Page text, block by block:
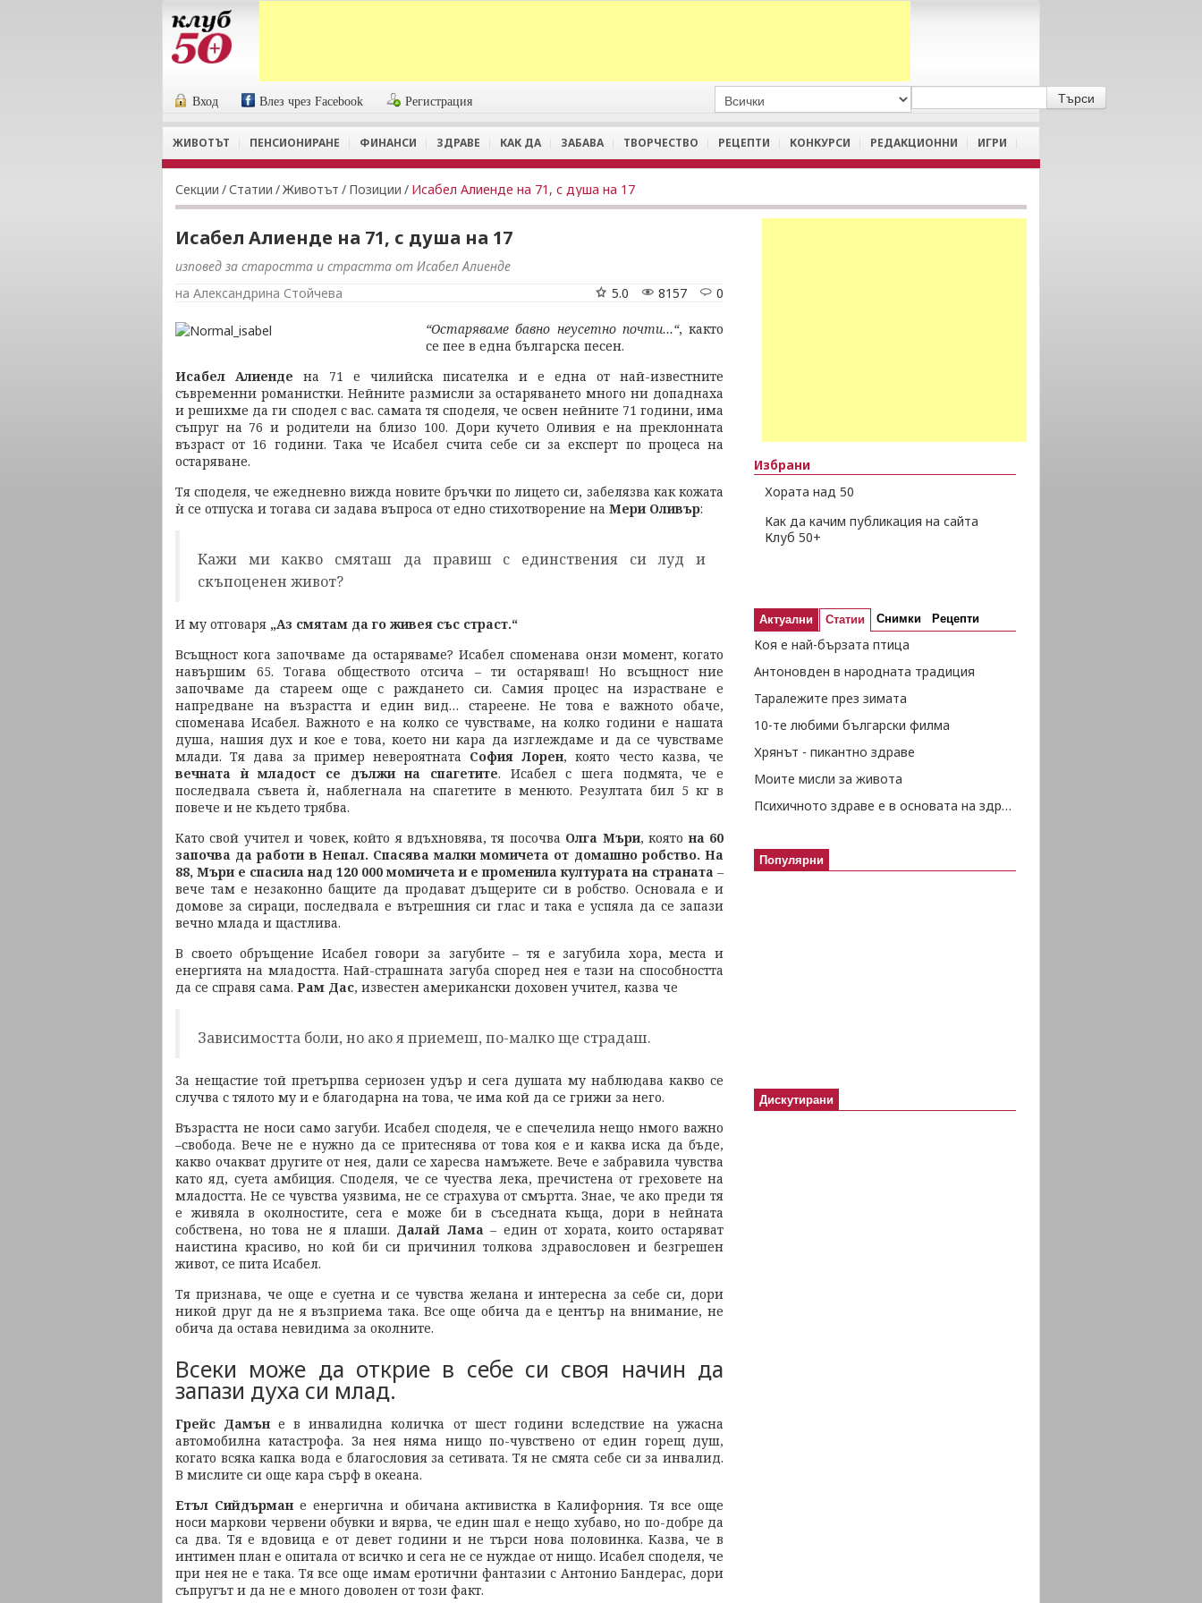
Вход Влез чрез Facebook Регистрация
ЖИВОТЪТ ПЕНСИОНИРАНЕ ФИНАНСИ ЗДРАВЕ КАК ДА ЗАБАВА ТВОРЧЕСТВО РЕЦЕПТИ КОНКУРСИ РЕДАКЦИОННИ ИГРИ
Секции /Статии /Животът / Позиции / Исабел Алиенде на 71, с душа на 17
Исабел Алиенде на 71, с душа на 17
изповед за старостта и страстта от Исабел Алиенде
на Александрина Стойчева
0
8157
5.0
“Oстаряваме бавно неусетно почти…“, както
се пее в една българска песен.
Исабел Алиенде на 71 е чилийска писателка и е една от най-известните
съвременни романистки. Нейните размисли за остаряването много ни допаднаха
и решихме да ги сподел с вас. самата тя споделя, че освен нейните 71 години, има
съпруг на 76 и родители на близо 100. Дори кучето Оливия е на преклонната
възраст от 16 години. Така че Исабел счита себе си за експерт по процеса на
остаряване.
Тя споделя, че ежедневно вижда новите бръчки по лицето си, забелязва как кожата
ѝ се отпуска и тогава си задава въпроса от едно стихотворение на Мери Оливър:
Кажи ми какво смяташ да правиш с единствения си луд и
скъпоценен живот?
И му отговаря „Аз смятам да го живея със страст.“
Всъщност кога започваме да остаряваме? Исабел споменава онзи момент, когато
навършим 65. Тогава обществото отсича – ти остаряваш! Но всъщност ние
започваме да стареем още с раждането си. Самия процес на израстване е
напредване на възрастта и един вид… стареене. Не това е важното обаче,
споменава Исабел. Важното е на колко се чувстваме, на колко години е нашата
душа, нашия дух и кое е това, което ни кара да изглеждаме и да се чувстваме
млади. Тя дава за пример невероятната София Лорен, която често казва, че
вечната ѝ младост се дължи на спагетите. Исабел с шега подмята, че е
последвала съвета ѝ, наблегнала на спагетите в менюто. Резултата бил 5 кг в
повече и не където трябва.
Като свой учител и човек, който я вдъхновява, тя посочва Олга Мъри, коятона 60
започва да работи в Непал. Спасява малки момичета от домашно робство. На
88, Мъри е спасила над 120 000 момичета и е променила културата на страната –
вече там е незаконно бащите да продават дъщерите си в робство. Основала е и
домове за сираци, последвала е вътрешния си глас и така е успяла да се запази
вечно млада и щастлива.
В своето обръщение Исабел говори за загубите – тя е загубила хора, места и
енергията на младостта. Най-страшната загуба според нея е тази на способността
да се справя сама. Рам Дас, известен американски доховен учител, казва че
Зависимостта боли, но ако я приемеш, по-малко ще страдаш.
За нещастие той претърпва сериозен удър и сега душата му наблюдава какво се
случва с тялото му и е благодарна на това, че има кой да се грижи за него.
Възрастта не носи само загуби. Исабел споделя, че е спечелила нещо нмого важно
–свобода. Вече не е нужно да се притеснява от това коя е и каква иска да бъде,
какво очакват другите от нея, дали се харесва намъжете. Вече е забравила чувства
като яд, суета амбиция. Споделя, че се чуества лека, пречистена от греховете на
младостта. Не се чувства уязвима, не се страхува от смъртта. Знае, че ако преди тя
е живяла в околностите, сега е може би в съседната къща, дори в нейната
собствена, но това не я плаши. Далай Лама – един от хората, които остаряват
наистина красиво, но кой би си причинил толкова здравословен и безгрешен
живот, се пита Исабел.
Тя признава, че още е суетна и се чувства желана и интересна за себе си, дори
никой друг да не я възприема така. Все още обича да е център на внимание, не
обича да остава невидима за околните.
Всеки може да открие в себе си своя начин да
запази духа си млад.
Грейс Дамъне в инвалидна количка от шест години вследствие на ужасна
автомобилна катастрофа. За нея няма нищо по-чувствено от един горещ душ,
когато всяка капка вода е благословия за сетивата. Тя не смята себе си за инвалид.
В мислите си още кара сърф в океана.
Етъл Сийдърмане енергична и обичана активистка в Калифорния. Тя все още
носи маркови червени обувки и вярва, че един шал е нещо хубаво, но по-добре да
са два. Тя е вдовица е от девет години и не търси нова половинка. Казва, че в
интимен план е опитала от всичко и сега не се нуждае от нищо. Исабел споделя, че
при нея не е така. Тя все още имам еротични фантазии с Антонио Бандерас, дори
съпругът и да не е много доволен от този факт.
Избрани
Хората над 50
Как да качим публикация на сайта
Клуб 50+
Актуални Статии Снимки Рецепти
Коя е най-бързата птица
Антоновден в народната традиция
Таралежите през зимата
10-те любими български филма
Хрянът - пикантно здраве
Моите мисли за живота
Психичното здраве е в основата на здравето изобщо
Популярни
Дискутирани